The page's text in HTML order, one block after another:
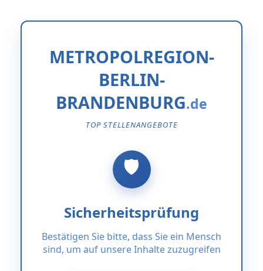
METROPOLREGION-
BERLIN-
BRANDENBURG
TOP STELLENANGEBOTE
Sicherheitsprüfung
Bestätigen Sie bitte, dass Sie ein Mensch
sind, um auf unsere Inhalte zuzugreifen